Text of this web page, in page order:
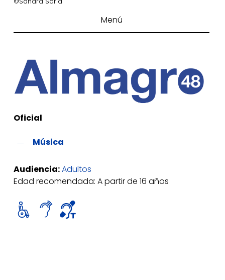
Menú
Oficial
Música
Audiencia:Adultos
Edad recomendada: A partir de 16 años